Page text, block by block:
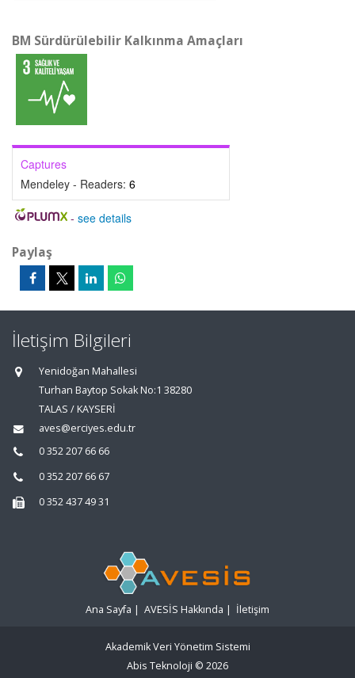
BM Sürdürülebilir Kalkınma Amaçları
Captures
Mendeley - Readers: 6
- see details
Paylaş
İletişim Bilgileri
Yenidoğan Mahallesi
Turhan Baytop Sokak No:1 38280
TALAS / KAYSERİ
aves@erciyes.edu.tr
0 352 207 66 66
0 352 207 66 67
0 352 437 49 31
Ana Sayfa | AVESİS Hakkında | İletişim
Akademik Veri Yönetim Sistemi
Abis Teknoloji © 2026